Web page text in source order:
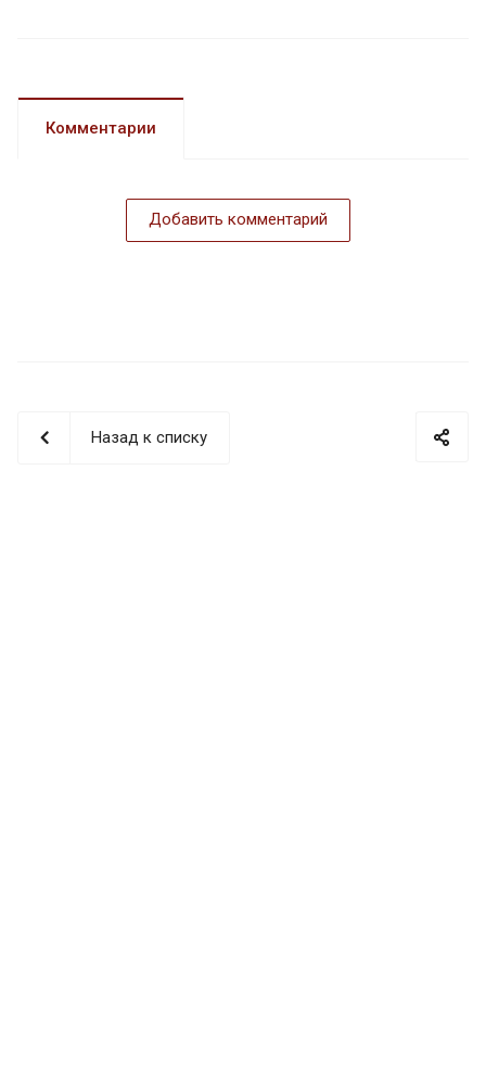
Комментарии
Добавить комментарий
Назад к списку